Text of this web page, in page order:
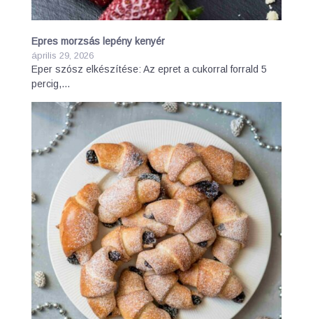
Epres morzsás lepény kenyér
április 29, 2026
Eper szósz elkészítése: Az epret a cukorral forrald 5
percig,…